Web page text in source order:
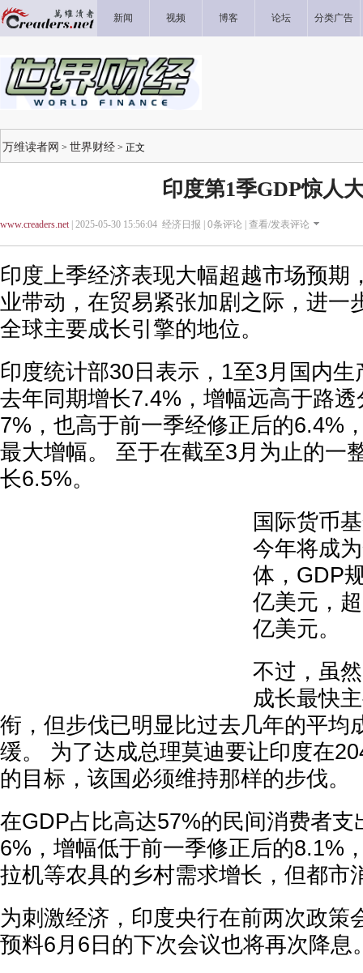
新闻 视频 博客 论坛 分类广告
万维读者网 > 世界财经 > 正文
印度第1季GDP惊人
www.creaders.net| 2025-05-30 15:56:04 经济日报 | 0条评论 | 查看/发表评论
印度上季经济表现大幅超越市场预期
业带动，在贸易紧张加剧之际，进一
全球主要成长引擎的地位。
印度统计部30日表示，1至3月国内
去年同期增长7.4%，增幅远高于路
7%，也高于前一季经修正后的6.4%
最大增幅。 至于在截至3月为止的一
长6.5%。
国际货币
今年将成
体，GDP
亿美元，
亿美元。
不过，虽
成长最快
衔，但步伐已明显比过去几年的平均
缓。 为了达成总理莫迪要让印度在
的目标，该国必须维持那样的步伐。
在GDP占比高达57%的民间消费者支
6%，增幅低于前一季修正后的8.1%
拉机等农具的乡村需求增长，但都市
为刺激经济，印度央行在前两次政策
预料6月6日的下次会议也将再次降息